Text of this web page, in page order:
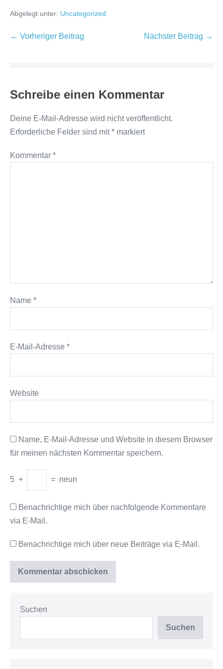
Abgelegt unter: Uncategorized
Beitragsnavigation
← Vorheriger Beitrag Nächster Beitrag →
Schreibe einen Kommentar
Deine E-Mail-Adresse wird nicht veröffentlicht.
Erforderliche Felder sind mit* markiert
Kommentar *
Name *
E-Mail-Adresse *
Website
Name, E-Mail-Adresse und Website in diesem Browser
für meinen nächsten Kommentar speichern.
5 + = neun
Benachrichtige mich über nachfolgende Kommentare
via E-Mail.
Benachrichtige mich über neue Beiträge via E-Mail.
Suchen
Suchen